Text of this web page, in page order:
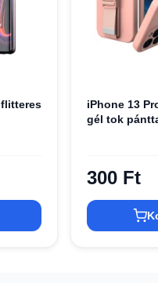
iPhone 13
gél tok
300 Ft